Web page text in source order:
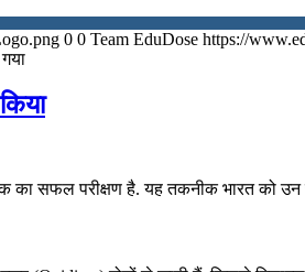
0 0 Team EduDose https://
सफल परीक्षण है. यह तकनीक भारत को उन